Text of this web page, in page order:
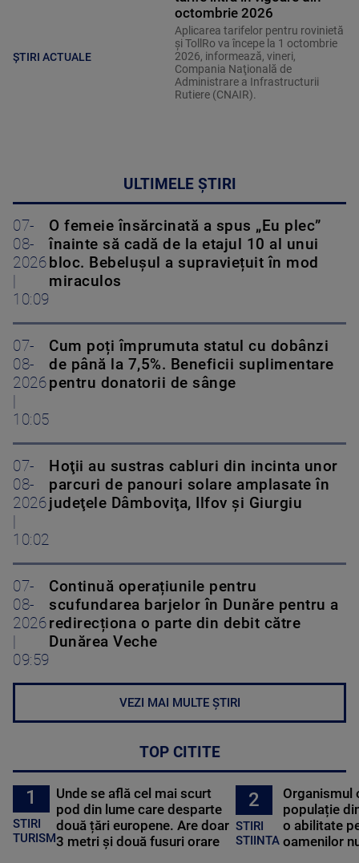
ȘTIRI ACTUALE
octombrie 2026
Aplicarea tarifelor pentru rovinietă
şi TollRo va începe la 1 octombrie
2026, informează, vineri,
Compania Naţională de
Administrare a Infrastructurii
Rutiere (CNAIR).
ULTIMELE ȘTIRI
07-
08-
2026
|
10:09
O femeie însărcinată a spus „Eu plec”
înainte să cadă de la etajul 10 al unui
bloc. Bebelușul a supraviețuit în mod
miraculos
07-
08-
2026
|
10:05
Cum poți împrumuta statul cu dobânzi
de până la 7,5%. Beneficii suplimentare
pentru donatorii de sânge
07-
08-
2026
|
10:02
Hoţii au sustras cabluri din incinta unor
parcuri de panouri solare amplasate în
judeţele Dâmboviţa, Ilfov şi Giurgiu
07-
08-
2026
|
09:59
Continuă operațiunile pentru
scufundarea barjelor în Dunăre pentru a
redirecționa o parte din debit către
Dunărea Veche
VEZI MAI MULTE ȘTIRI
TOP CITITE
1
STIRI
TURISM
Unde se află cel mai scurt
pod din lume care desparte
două țări europene. Are doar
3 metri și două fusuri orare
2
STIRI
STIINTA
Organismul
populație
o abilitate
oamenilor